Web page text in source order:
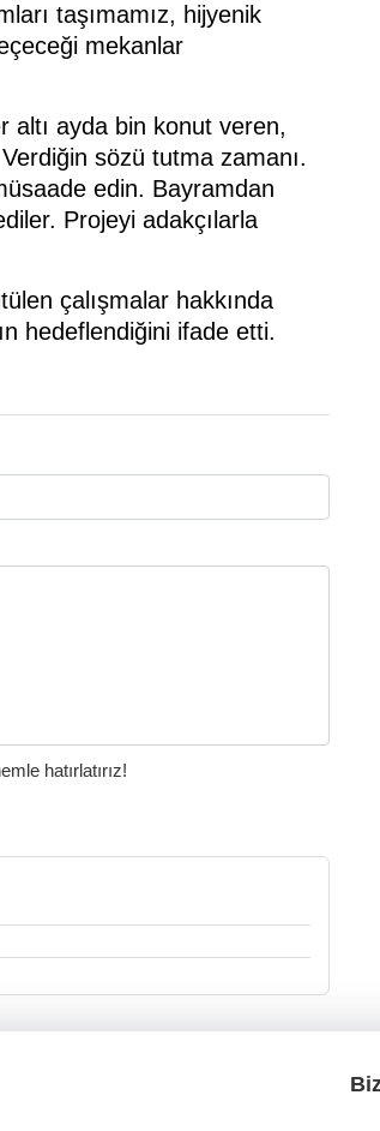
taşımamız, hijyenik
mekanlar
altı ayda bin konut veren,
sözü tutma zamanı.
edin. Bayramdan
Projeyi adakçılarla
çalışmalar hakkında
hedeflendiğini ifade etti.
hatırlatırız!